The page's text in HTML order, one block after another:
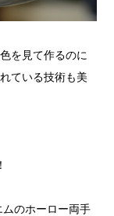
を見て作るのに
ている技術も美
のホーロー両手